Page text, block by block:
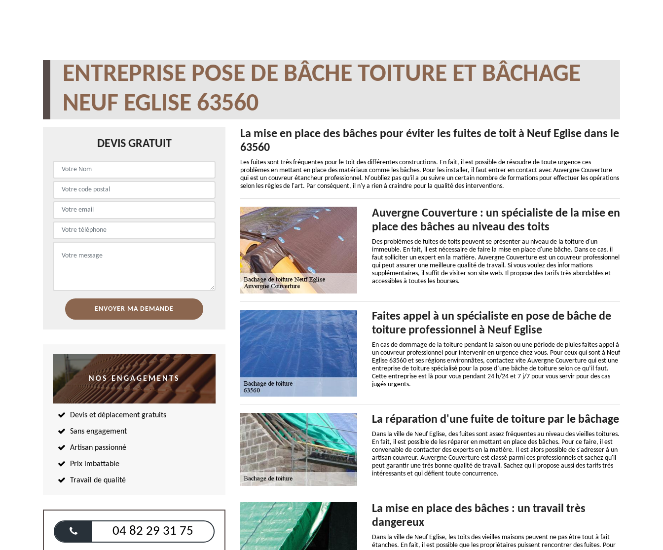
ENTREPRISE POSE DE BÂCHE TOITURE ET BÂCHAGE
NEUF EGLISE 63560
DEVIS GRATUIT
NOS ENGAGEMENTS
Devis et déplacement gratuits
Sans engagement
Artisan passionné
Prix imbattable
Travail de qualité
04 82 29 31 75
La mise en place des bâches pour éviter les fuites de toit à Neuf Eglise dans le
63560
Les fuites sont très fréquentes pour le toit des différentes constructions. En fait, il est possible de résoudre de toute urgence ces
problèmes en mettant en place des matériaux comme les bâches. Pour les installer, il faut entrer en contact avec Auvergne Couverture
qui est un couvreur étancheur professionnel. N'oubliez pas qu'il a pu suivre un certain nombre de formations pour effectuer les opérations
selon les règles de l'art. Par conséquent, il n'y a rien à craindre pour la qualité des interventions.
Auvergne Couverture : un spécialiste de la mise en
place des bâches au niveau des toits
Des problèmes de fuites de toits peuvent se présenter au niveau de la toiture d'un
immeuble. En fait, il est nécessaire de faire la mise en place d'une bâche. Dans ce cas, il
faut solliciter un expert en la matière. Auvergne Couverture est un couvreur professionnel
qui peut assurer une meilleure qualité de travail. Si vous voulez des informations
supplémentaires, il suffit de visiter son site web. Il propose des tarifs très abordables et
accessibles à toutes les bourses.
Faites appel à un spécialiste en pose de bâche de
toiture professionnel à Neuf Eglise
En cas de dommage de la toiture pendant la saison ou une période de pluies faites appel à
un couvreur professionnel pour intervenir en urgence chez vous. Pour ceux qui sont à Neuf
Eglise 63560 et ses régions environnâtes, contactez vite Auvergne Couverture qui est une
entreprise de toiture spécialisé pour la pose d’une bâche de toiture selon ce qu’il faut.
Cette entreprise est là pour vous pendant 24 h/24 et 7 j/7 pour vous servir pour des cas
jugés urgents.
La réparation d'une fuite de toiture par le bâchage
Dans la ville de Neuf Eglise, des fuites sont assez fréquentes au niveau des vieilles toitures.
En fait, il est possible de les réparer en mettant en place des bâches. Pour ce faire, il est
convenable de contacter des experts en la matière. Il est alors possible de s'adresser à un
artisan couvreur. Auvergne Couverture est classé parmi ces professionnels et sachez qu'il
peut garantir une très bonne qualité de travail. Sachez qu'il propose aussi des tarifs très
intéressants et qui défient toute concurrence.
La mise en place des bâches : un travail très
dangereux
Dans la ville de Neuf Eglise, les toits des vieilles maisons peuvent ne pas être tout à fait
étanches. En fait, il est possible que les propriétaires puissent rencontrer des fuites. Pour